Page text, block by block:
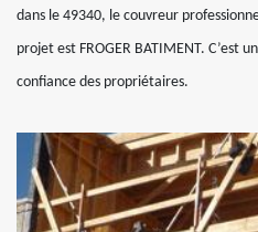
dans le 49340, le couvreur
projet est FROGER BATIMENT. C’est
confiance des propriétaires.